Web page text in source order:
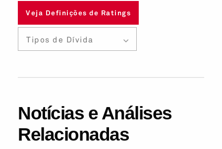
Veja Definições de Ratings
Tipos de Dívida
Notícias e Análises
Relacionadas